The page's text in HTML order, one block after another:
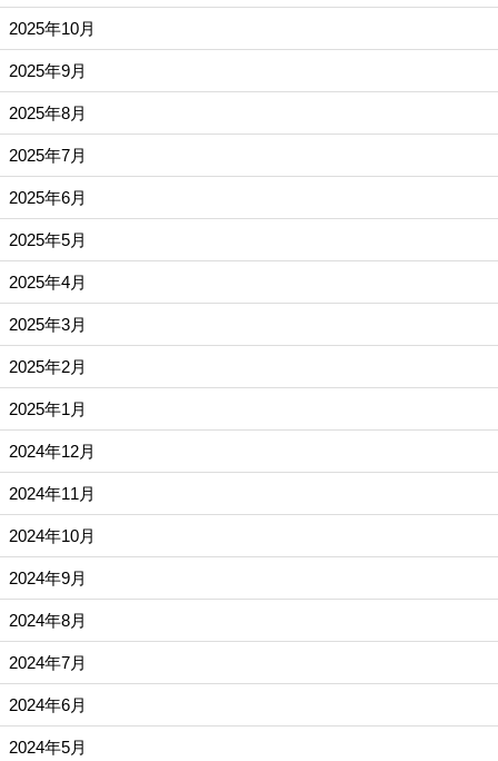
2025年10月
2025年9月
2025年8月
2025年7月
2025年6月
2025年5月
2025年4月
2025年3月
2025年2月
2025年1月
2024年12月
2024年11月
2024年10月
2024年9月
2024年8月
2024年7月
2024年6月
2024年5月